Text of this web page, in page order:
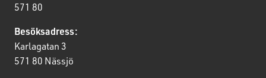
571 80
Besöksadress:
Karlagatan 3
571 80 Nässjö